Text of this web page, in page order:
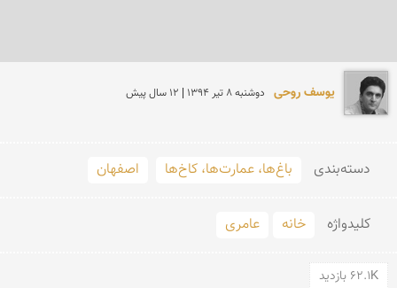
یوسف روحی دوشنبه 8 تير 1394 | 12 سال پیش
دسته‌بندی باغ‌ها، عمارت‌ها، کاخ‌ها اصفهان
کلید‌واژه خانه عامری
62.1K بازدید